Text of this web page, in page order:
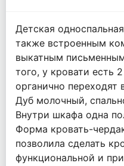
Детская
также встроенным
выкатным
того, у кровати есть
органично переходят
Дуб молочный,
Внутри шкафа одна
Форма кровать-
позволила сделать
функциональной и